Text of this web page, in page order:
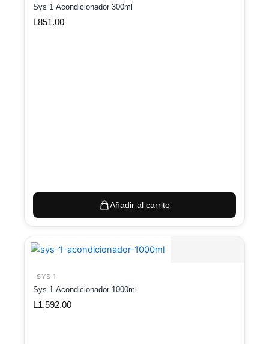
Sys 1 Acondicionador 300ml
L851.00
Añadir al carrito
SYS 1
Sys 1 Acondicionador 1000ml
L1,592.00